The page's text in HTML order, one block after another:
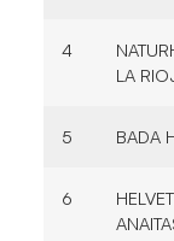
4
LA
5 BADA
6